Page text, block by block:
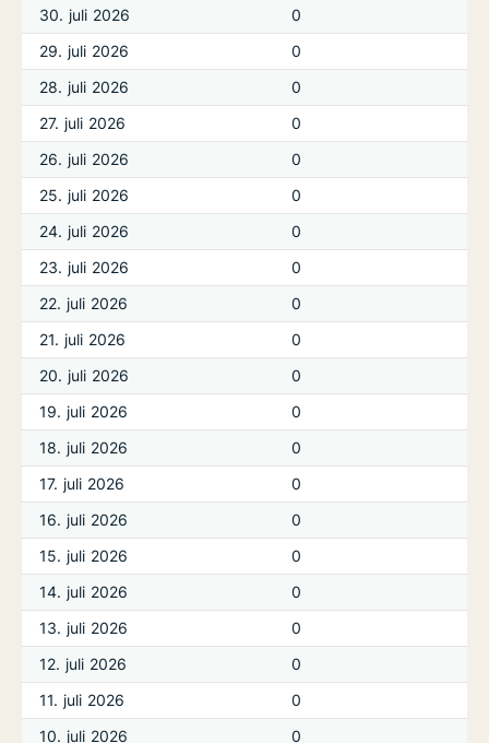
30. juli 2026
0
29. juli 2026
0
28. juli 2026
0
27. juli 2026
0
26. juli 2026
0
25. juli 2026
0
24. juli 2026
0
23. juli 2026
0
22. juli 2026
0
21. juli 2026
0
20. juli 2026
0
19. juli 2026
0
18. juli 2026
0
17. juli 2026
0
16. juli 2026
0
15. juli 2026
0
14. juli 2026
0
13. juli 2026
0
12. juli 2026
0
11. juli 2026
0
10. juli 2026
0